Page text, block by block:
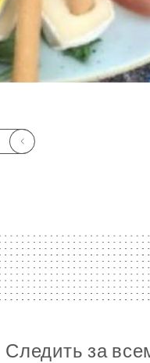
Следить за